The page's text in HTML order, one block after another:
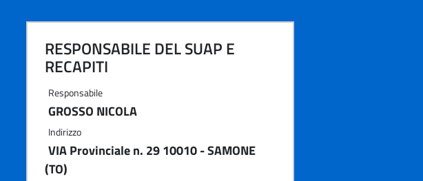
RESPONSABILE DEL SUAP E
RECAPITI
Responsabile
GROSSO NICOLA
Indirizzo
VIA Provinciale n. 29 10010 - SAMONE
(TO)